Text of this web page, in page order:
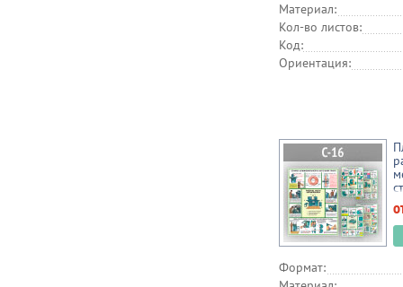
Материал:
Кол-во листов:
Код:
Ориентация:
Формат: